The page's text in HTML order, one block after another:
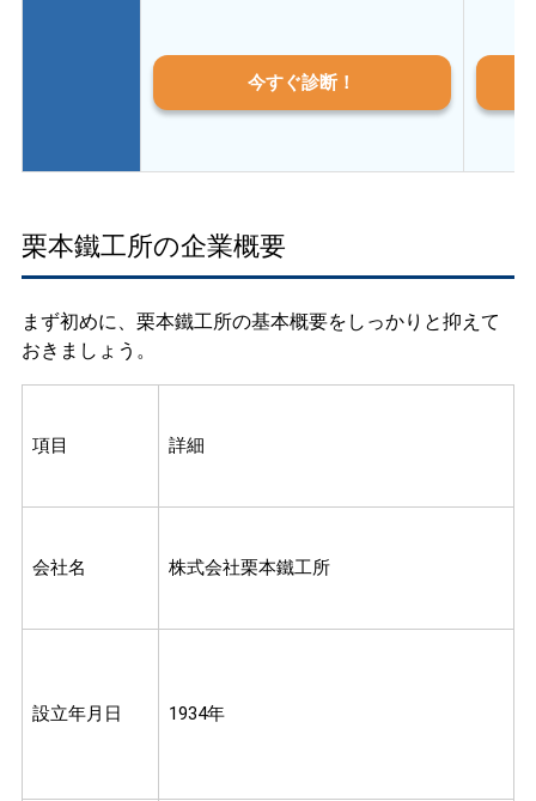
今すぐ診断！
栗本鐵工所の企業概要
まず初めに、栗本鐵工所の基本概要をしっかりと抑えて
おきましょう。
項目 詳細
会社名 株式会社栗本鐵工所
設立年月日 1934年